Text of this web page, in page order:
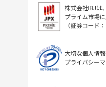
株式会社IBJは
プライム市場
（証券コード
大切な個人情
プライバシー